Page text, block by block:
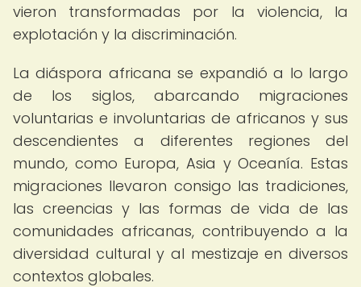
vieron transformadas por la violencia, la
explotación y la discriminación.
La diáspora africana se expandió a lo largo
de los siglos, abarcando migraciones
voluntarias e involuntarias de africanos y sus
descendientes a diferentes regiones del
mundo, como Europa, Asia y Oceanía. Estas
migraciones llevaron consigo las tradiciones,
las creencias y las formas de vida de las
comunidades africanas, contribuyendo a la
diversidad cultural y al mestizaje en diversos
contextos globales.